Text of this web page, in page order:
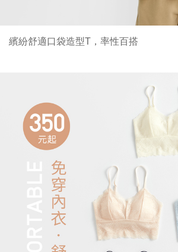
lativ 米格國際 - 台灣平價高品質國民服飾
繽紛舒適口袋造型T，率性百搭